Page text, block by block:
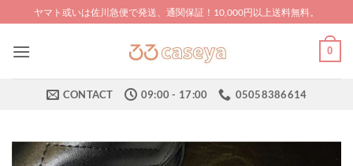
to
content
ヤマト或いは佐川急便で発送、通関保証！10,000円以上送料無料。
0
CONTACT 09:00 - 17:00 05058386614